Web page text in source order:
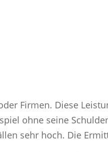
Firmen. Diese
ohne seine
sehr hoch. Die